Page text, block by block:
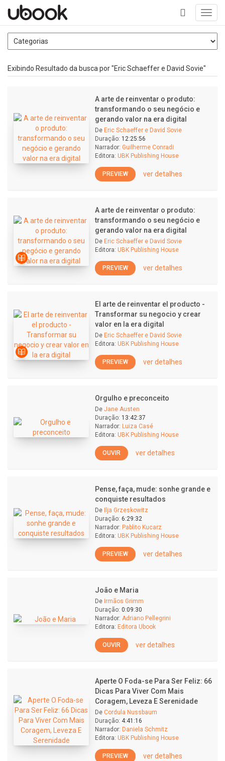
+
Exibindo Resultado da busca por "Eric Schaeffer e David Sovie"
A arte de reinventar o produto:
transformando o seu negócio e
gerando valor na era digital
De Eric Schaeffer e David Sovie
Duração: 12:25:56
Narrador: Guilherme Conradi
Editora: UBK Publishing House
PREVIEW ver detalhes
A arte de reinventar o produto:
transformando o seu negócio e
gerando valor na era digital
De Eric Schaeffer e David Sovie
Editora: UBK Publishing House
PREVIEW ver detalhes
El arte de reinventar el producto -
Transformar su negocio y crear
valor en la era digital
De Eric Schaeffer e David Sovie
Editora: UBK Publishing House
PREVIEW ver detalhes
Orgulho e preconceito
De Jane Austen
Duração: 13:42:37
Narrador: Luiza Casé
Editora: UBK Publishing House
OUVIR ver detalhes
Pense, faça, mude: sonhe grande e
conquiste resultados
De
Ilja Grzeskowitz
Duração: 6:29:32
Narrador: Pablito Kucarz
Editora: UBK Publishing House
PREVIEW ver detalhes
João e Maria
De Irmãos Grimm
Duração: 0:09:30
Narrador: Adriano Pellegrini
Editora: Editora Ubook
OUVIR ver detalhes
Aperte O Foda-se Para Ser Feliz: 66
Dicas Para Viver Com Mais
Coragem, Leveza E Serenidade
De Cordula Nussbaum
Duração: 4:41:16
Narrador: Daniela Schmitz
Editora: UBK Publishing House
PREVIEW ver detalhes